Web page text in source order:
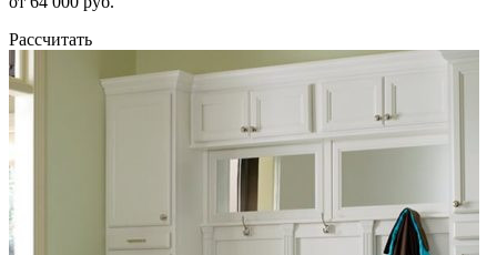
Рассчитать